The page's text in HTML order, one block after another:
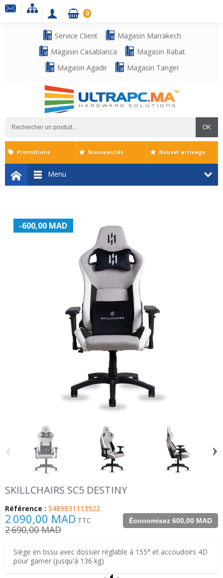
Service Client
Magasin Marrakech
Magasin Casablanca
Magasin Rabat
Magasin Agadir
Magasin Tanger
OK
0
Menu
Promotions Nouveautés Nouvel arrivage
-600,00 MAD
‹ ›
SKILLCHAIRS SC5 DESTINY
Référence : 5489831113922
Économisez 600,00 MAD
2 090,00 MAD TTC
2 690,00 MAD
Siège en tissu avec dossier réglable à 155° et accoudoirs 4D
pour gamer (jusqu'à 136 kg)